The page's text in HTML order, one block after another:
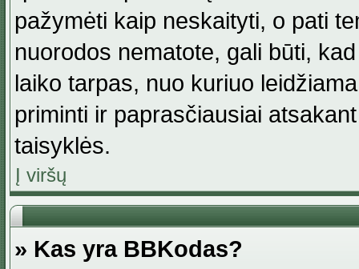
pažymėti kaip neskaityti, o pati
nuorodos nematote, gali būti,
laiko tarpas, nuo kuriuo
priminti ir paprasčiausiai
taisyklės.
Į viršų
» Kas yra BBKodas?